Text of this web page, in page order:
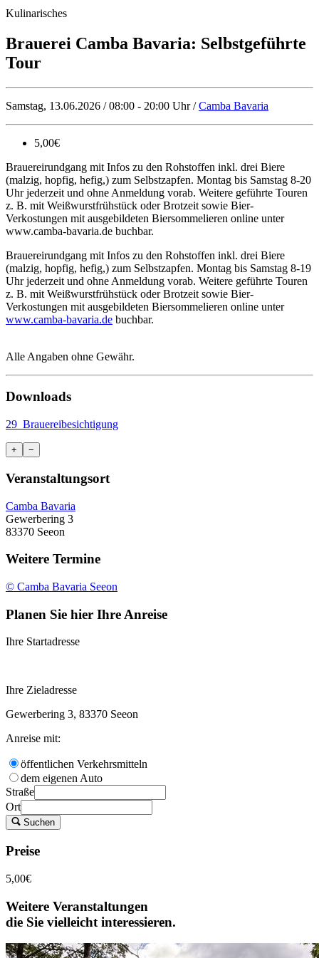
Kulinarisches
Brauerei Camba Bavaria: Selbstgeführte
Tour
Samstag, 13.06.2026 / 08:00 - 20:00 Uhr /Camba Bavaria
5,00€
Brauereirundgang mit Infos zu den Rohstoffen inkl. drei Biere
(malzig, hopfig, hefig,) zum Selbstzapfen. Montag bis Samstag 8-20
Uhr jederzeit und ohne Anmeldung vorab. Weitere geführte Touren
z. B. mit Weißwurstfrühstück oder Brotzeit sowie Bier-
Verkostungen mit ausgebildeten Biersommelieren online unter
www.camba-bavaria.de buchbar.
Brauereirundgang mit Infos zu den Rohstoffen inkl. drei Biere
(malzig, hopfig, hefig,) zum Selbstzapfen. Montag bis Samstag 8-19
Uhr jederzeit und ohne Anmeldung vorab. Weitere geführte Touren
z. B. mit Weißwurstfrühstück oder Brotzeit sowie Bier-
Verkostungen mit ausgebildeten Biersommelieren online unter
www.camba-bavaria.de buchbar.
Alle Angaben ohne Gewähr.
Downloads
29_Brauereibesichtigung
+ −
Veranstaltungsort
Camba Bavaria
Gewerbering 3
83370 Seeon
Weitere Termine
© Camba Bavaria Seeon
Planen Sie hier Ihre Anreise
Ihre Startadresse
Ihre Zieladresse
Gewerbering 3, 83370 Seeon
Anreise mit:
öffentlichen Verkehrsmitteln
dem eigenen Auto
Straße
Ort
Suchen
Preise
5,00€
Weitere Veranstaltungen
die Sie vielleicht interessieren.